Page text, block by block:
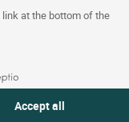
link at the bottom of the
Accept all